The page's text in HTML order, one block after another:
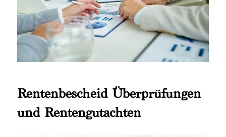
Rentenbescheid Überprüfungen
und Rentengutachten